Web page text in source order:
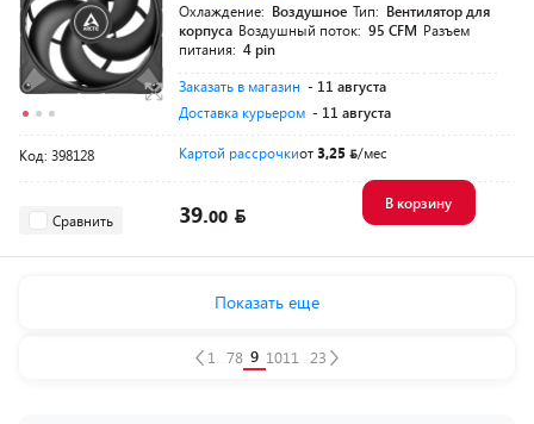
Охлаждение: Воздушное Тип: Вентилятор для
корпуса Воздушный поток: 95 CFM Разъем
питания: 4 pin
Заказать в магазин - 11 августа
Доставка курьером - 11 августа
Код: 398128 Картой рассрочкиот3,25 /мес
Сравнить 39.00
В корзину
Показать еще
1 78 9 1011 23